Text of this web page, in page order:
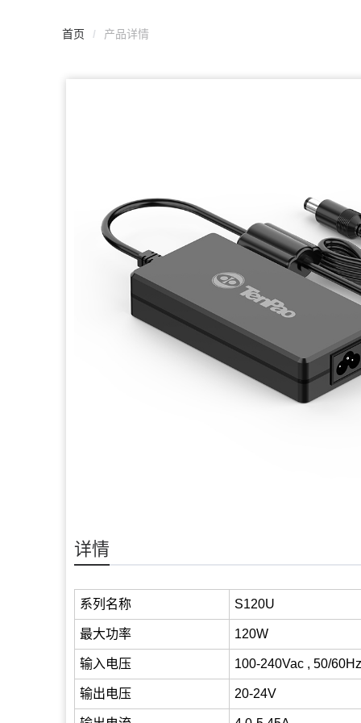
首页 / 产品详情
详情
系列名称 S120U
最大功率 120W
输入电压 100-240Vac , 50/
输出电压 20-24V